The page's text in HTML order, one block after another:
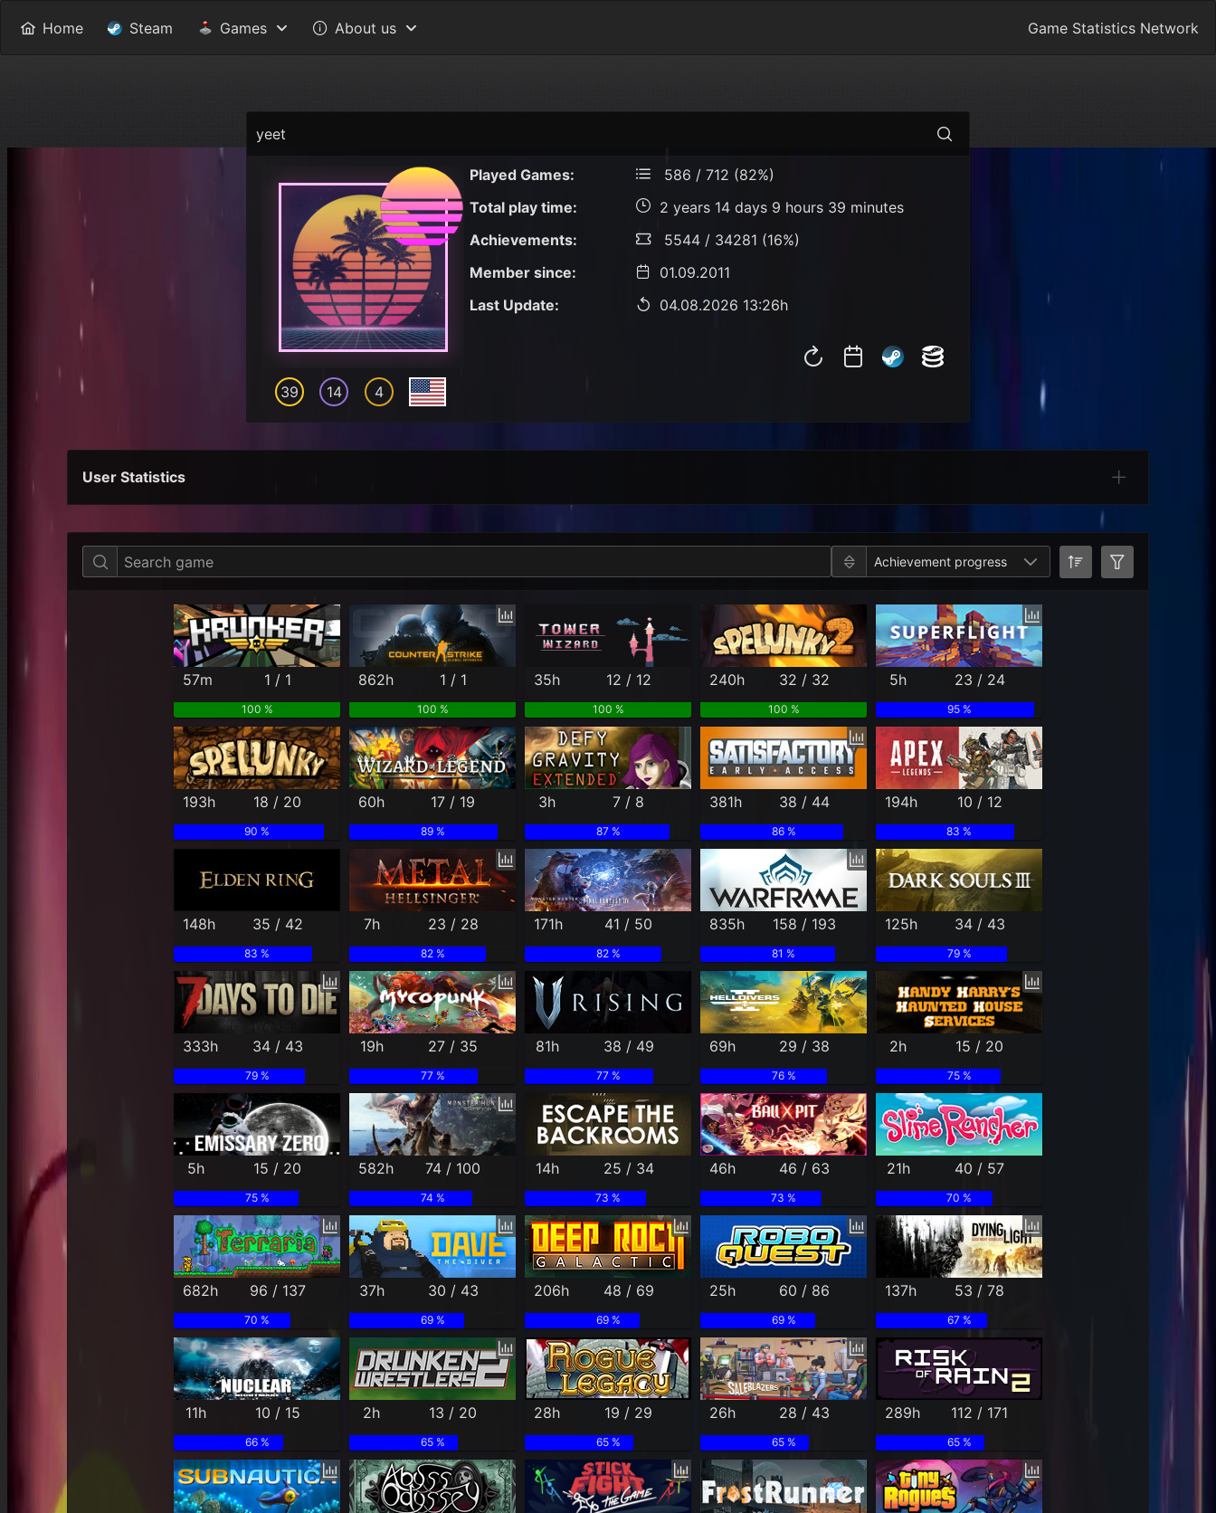
Home Steam Games About us Game Statistics Network
yeet
39 14 4
Played Games:
586 / 712 (82%)
Total play time:
2 years 14 days 9 hours 39 minutes
Achievements:
5544 / 34281 (16%)
Member since:
01.09.2011
Last Update:
04.08.2026 13:26h
User Statistics
Per Year Last Year Last Month Per Month Per Weekday Per Hour Genres Categories
Achievement progress
57m 1 / 1
100 %
862h 1 / 1
100 %
35h 12 / 12
100 %
240h 32 / 32
100 %
5h 23 / 24
95 %
193h 18 / 20
90 %
60h 17 / 19
89 %
3h 7 / 8
87 %
381h 38 / 44
86 %
194h 10 / 12
83 %
148h 35 / 42
83 %
7h 23 / 28
82 %
171h 41 / 50
82 %
835h 158 / 193
81 %
125h 34 / 43
79 %
333h 34 / 43
79 %
19h 27 / 35
77 %
81h 38 / 49
77 %
69h 29 / 38
76 %
2h 15 / 20
75 %
5h 15 / 20
75 %
582h 74 / 100
74 %
14h 25 / 34
73 %
46h 46 / 63
73 %
21h 40 / 57
70 %
682h 96 / 137
70 %
37h 30 / 43
69 %
206h 48 / 69
69 %
25h 60 / 86
69 %
137h 53 / 78
67 %
11h 10 / 15
66 %
2h 13 / 20
65 %
28h 19 / 29
65 %
26h 28 / 43
65 %
289h 112 / 171
65 %